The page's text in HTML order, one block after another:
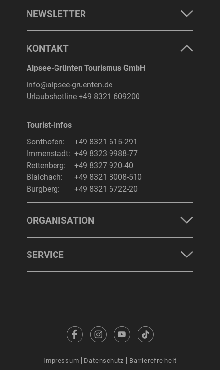
NEWSLETTER
KONTAKT
Alpsee-Grünten Tourismus GmbH
info@alpsee-gruenten.de
Urlaubshotline +49 8321 609200
Tourist-Infos
Sonthofen:
+49 8321 615-291
Immenstadt: +49 8323 9988-77
Rettenberg:
+49 8327 920-40
Blaichach:
+49 8321 8008-510
Burgberg:
+49 8321 6722-20
ORGANISATION
SERVICE
Impressum Datenschutz Barrierefreiheit